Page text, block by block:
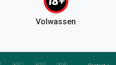
Volwassen